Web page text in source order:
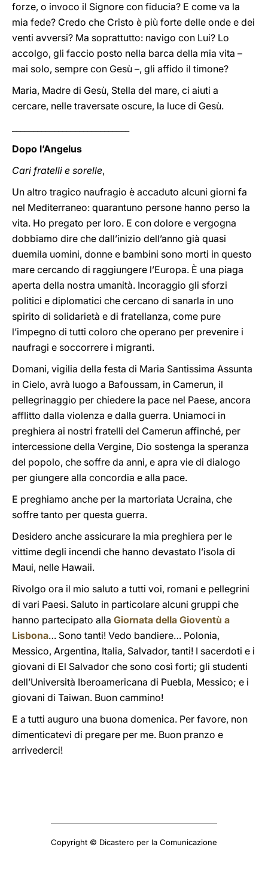
forze, o invoco il Signore con fiducia? E come va la
mia fede? Credo che Cristo è più forte delle onde e dei
venti avversi? Ma soprattutto: navigo con Lui? Lo
accolgo, gli faccio posto nella barca della mia vita –
mai solo, sempre con Gesù –, gli affido il timone?
Maria, Madre di Gesù, Stella del mare, ci aiuti a
cercare, nelle traversate oscure, la luce di Gesù.
Dopo l’Angelus
Cari fratelli e sorelle,
Un altro tragico naufragio è accaduto alcuni giorni fa
nel Mediterraneo: quarantuno persone hanno perso la
vita. Ho pregato per loro. E con dolore e vergogna
dobbiamo dire che dall’inizio dell’anno già quasi
duemila uomini, donne e bambini sono morti in questo
mare cercando di raggiungere l’Europa. È una piaga
aperta della nostra umanità. Incoraggio gli sforzi
politici e diplomatici che cercano di sanarla in uno
spirito di solidarietà e di fratellanza, come pure
l’impegno di tutti coloro che operano per prevenire i
naufragi e soccorrere i migranti.
Domani, vigilia della festa di Maria Santissima Assunta
in Cielo, avrà luogo a Bafoussam, in Camerun, il
pellegrinaggio per chiedere la pace nel Paese, ancora
afflitto dalla violenza e dalla guerra. Uniamoci in
preghiera ai nostri fratelli del Camerun affinché, per
intercessione della Vergine, Dio sostenga la speranza
del popolo, che soffre da anni, e apra vie di dialogo
per giungere alla concordia e alla pace.
E preghiamo anche per la martoriata Ucraina, che
soffre tanto per questa guerra.
Desidero anche assicurare la mia preghiera per le
vittime degli incendi che hanno devastato l’isola di
Maui, nelle Hawaii.
Rivolgo ora il mio saluto a tutti voi, romani e pellegrini
di vari Paesi. Saluto in particolare alcuni gruppi che
hanno partecipato alla Giornata della Gioventù a
Lisbona… Sono tanti! Vedo bandiere… Polonia,
Messico, Argentina, Italia, Salvador, tanti! I sacerdoti e i
giovani di El Salvador che sono così forti; gli studenti
dell’Università Iberoamericana di Puebla, Messico; e i
giovani di Taiwan. Buon cammino!
E a tutti auguro una buona domenica. Per favore, non
dimenticatevi di pregare per me. Buon pranzo e
arrivederci!
Copyright © Dicastero per la Comunicazione